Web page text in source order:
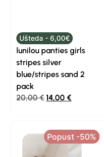
Ušteda - 6,00€
lunilou panties girls
stripes silver
blue/stripes sand 2
pack
20,00€ 14,00€
Popust -50%
Popust -50%